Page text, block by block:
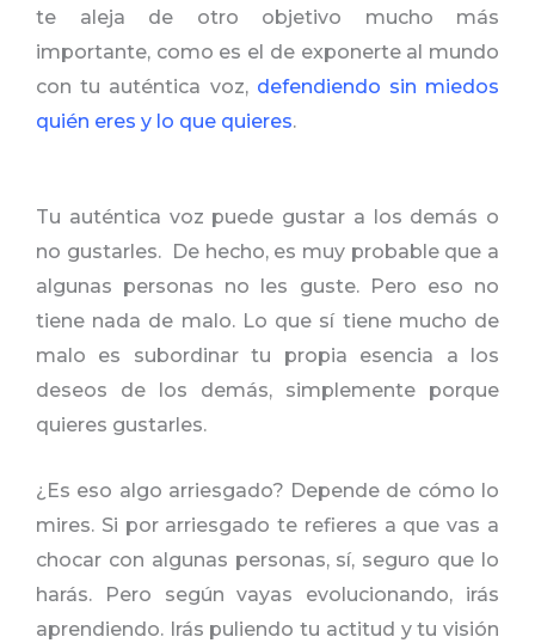
te aleja de otro objetivo mucho más
importante, como es el de exponerte al mundo
con tu auténtica voz, defendiendo sin miedos
quién eres y lo que quieres.
Tu auténtica voz puede gustar a los demás o
no gustarles. De hecho, es muy probable que a
algunas personas no les guste. Pero eso no
tiene nada de malo. Lo que sí tiene mucho de
malo es subordinar tu propia esencia a los
deseos de los demás, simplemente porque
quieres gustarles.
¿Es eso algo arriesgado? Depende de cómo lo
mires. Si por arriesgado te refieres a que vas a
chocar con algunas personas, sí, seguro que lo
harás. Pero según vayas evolucionando, irás
aprendiendo. Irás puliendo tu actitud y tu visión